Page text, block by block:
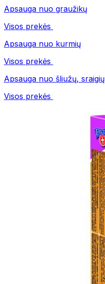
Apsauga nuo graužikų
Visos prekės
Apsauga nuo kurmių
Visos prekės
Apsauga nuo šliužų, sraigių
Visos prekės